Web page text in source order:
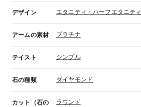
デザイン エタニティ・ハーフエタニティ
アームの素材 プラチナ
テイスト シンプル
石の種類 ダイヤモンド
カット（石の
ラウンド